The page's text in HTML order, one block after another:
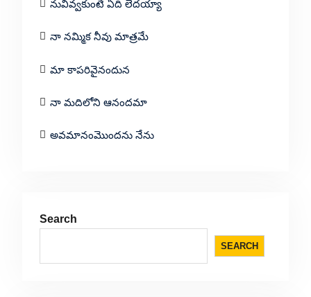
నువివ్వకుంటే ఏది లేదయ్యా
నా నమ్మిక నీవు మాత్రమే
మా కాపరివైనందున
నా మదిలోని ఆనందమా
అవమానంమొందను నేను
Search
SEARCH